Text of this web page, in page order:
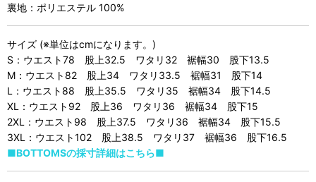
裏地：ポリエステル 100%
サイズ (※単位はcmになります。)
S：ウエスト78 股上32.5 ワタリ32 裾幅30 股下13.5
M：ウエスト82 股上34 ワタリ33.5 裾幅31 股下14
L：ウエスト88 股上35.5 ワタリ35 裾幅34 股下14.5
XL：ウエスト92 股上36 ワタリ36 裾幅34 股下15
2XL：ウエスト98 股上37.5 ワタリ36 裾幅34 股下15.5
3XL：ウエスト102 股上38.5 ワタリ37 裾幅36 股下16.5
■BOTTOMSの採寸詳細はこちら■